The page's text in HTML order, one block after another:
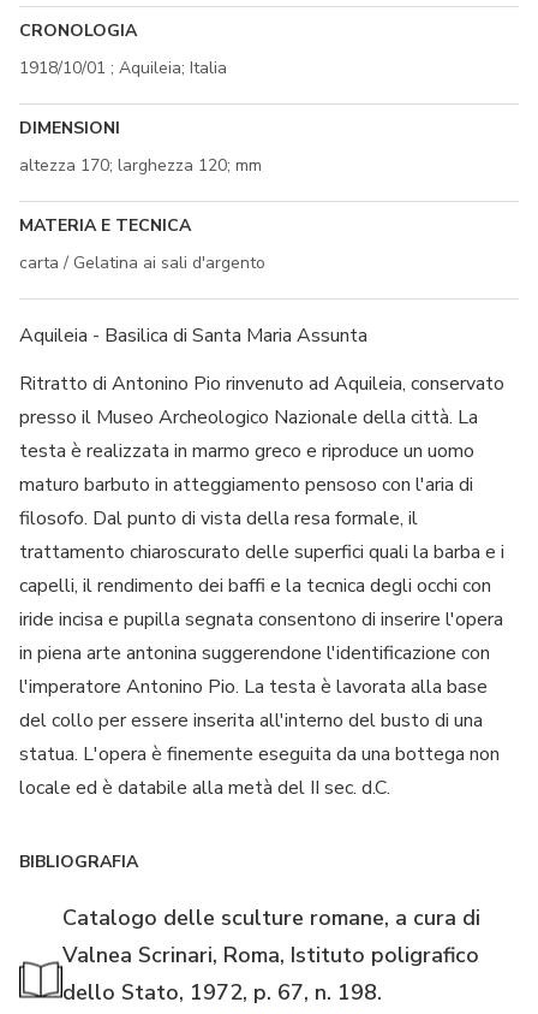
CRONOLOGIA
1918/10/01 ; Aquileia; Italia
DIMENSIONI
altezza 170; larghezza 120; mm
MATERIA E TECNICA
carta / Gelatina ai sali d'argento
Aquileia - Basilica di Santa Maria Assunta
Ritratto di Antonino Pio rinvenuto ad Aquileia, conservato
presso il Museo Archeologico Nazionale della città. La
testa è realizzata in marmo greco e riproduce un uomo
maturo barbuto in atteggiamento pensoso con l'aria di
filosofo. Dal punto di vista della resa formale, il
trattamento chiaroscurato delle superfici quali la barba e i
capelli, il rendimento dei baffi e la tecnica degli occhi con
iride incisa e pupilla segnata consentono di inserire l'opera
in piena arte antonina suggerendone l'identificazione con
l'imperatore Antonino Pio. La testa è lavorata alla base
del collo per essere inserita all'interno del busto di una
statua. L'opera è finemente eseguita da una bottega non
locale ed è databile alla metà del II sec. d.C.
BIBLIOGRAFIA
Catalogo delle sculture romane, a cura di
Valnea Scrinari, Roma, Istituto poligrafico
dello Stato, 1972, p. 67, n. 198.